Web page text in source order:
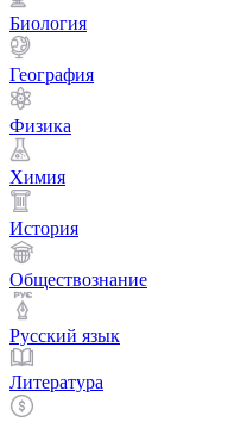
Биология
География
Физика
Химия
История
Обществознание
Русский язык
Литература